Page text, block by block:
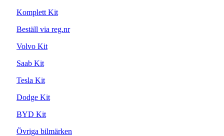
Komplett Kit
Beställ via reg.nr
Volvo Kit
Saab Kit
Tesla Kit
Dodge Kit
BYD Kit
Övriga bilmärken